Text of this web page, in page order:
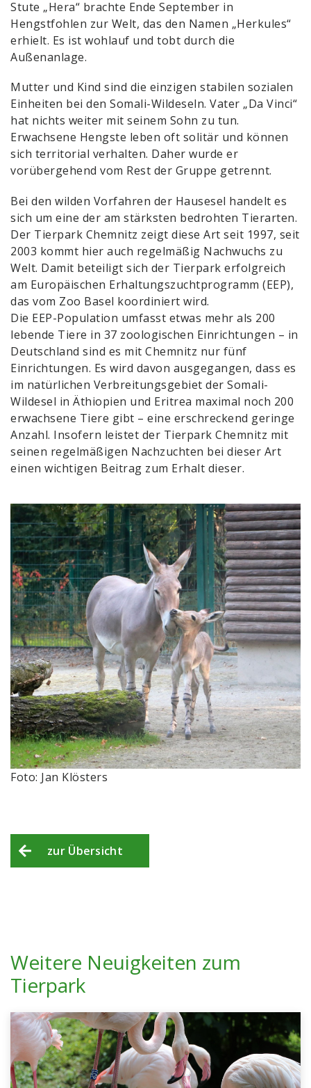
Foto: Jan Klösters
Stute „Hera“ brachte Ende September in
Hengstfohlen zur Welt, das den Namen „Herkules“
erhielt. Es ist wohlauf und tobt durch die
Außenanlage.
Mutter und Kind sind die einzigen stabilen sozialen
Einheiten bei den Somali-Wildeseln. Vater „Da Vinci“
hat nichts weiter mit seinem Sohn zu tun.
Erwachsene Hengste leben oft solitär und können
sich territorial verhalten. Daher wurde er
vorübergehend vom Rest der Gruppe getrennt.
Bei den wilden Vorfahren der Hausesel handelt es
sich um eine der am stärksten bedrohten Tierarten.
Der Tierpark Chemnitz zeigt diese Art seit 1997, seit
2003 kommt hier auch regelmäßig Nachwuchs zu
Welt. Damit beteiligt sich der Tierpark erfolgreich
am Europäischen Erhaltungszuchtprogramm (EEP),
das vom Zoo Basel koordiniert wird.
Die EEP-Population umfasst etwas mehr als 200
lebende Tiere in 37 zoologischen Einrichtungen – in
Deutschland sind es mit Chemnitz nur fünf
Einrichtungen. Es wird davon ausgegangen, dass es
im natürlichen Verbreitungsgebiet der Somali-
Wildesel in Äthiopien und Eritrea maximal noch 200
erwachsene Tiere gibt – eine erschreckend geringe
Anzahl. Insofern leistet der Tierpark Chemnitz mit
seinen regelmäßigen Nachzuchten bei dieser Art
einen wichtigen Beitrag zum Erhalt dieser.
zur Übersicht
Weitere Neuigkeiten zum
Tierpark
Name:
cookie_consent
Zweck:
Einwilligungsoptionen des Nutzers
Cookie Laufzeit:
1 Jahr